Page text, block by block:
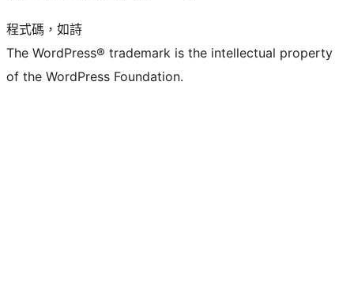
程式碼，如詩
The WordPress® trademark is the intellectual property
of the WordPress Foundation.